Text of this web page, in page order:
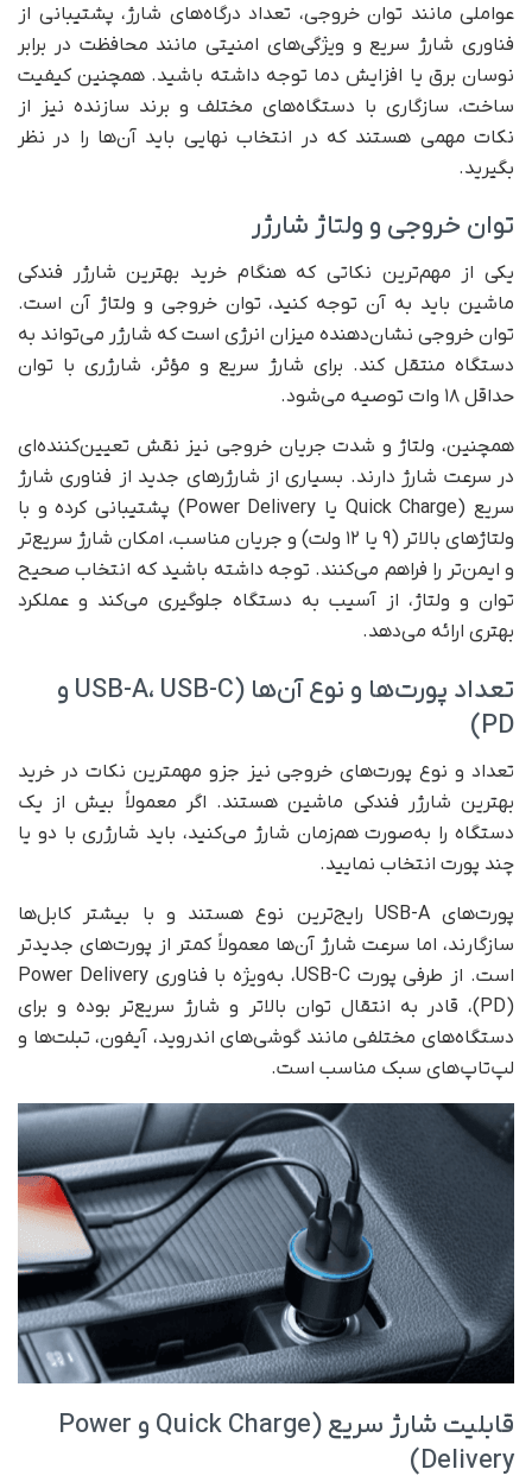
عواملی مانند توان خروجی، تعداد درگاه‌های شارژ، پشتیبانی از
فناوری شارژ سریع و ویژگی‌های امنیتی مانند محافظت در برابر
نوسان برق یا افزایش دما توجه داشته باشید. همچنین کیفیت
ساخت، سازگاری با دستگاه‌های مختلف و برند سازنده نیز از
نکات مهمی هستند که در انتخاب نهایی باید آن‌ها را در نظر
بگیرید.
توان خروجی و ولتاژ شارژر
یکی از مهم‌ترین نکاتی که هنگام خرید بهترین شارژر فندکی
ماشین باید به آن توجه کنید، توان خروجی و ولتاژ آن است.
توان خروجی نشان‌دهنده میزان انرژی‌ است که شارژر می‌تواند به
دستگاه منتقل کند. برای شارژ سریع و مؤثر، شارژری با توان
حداقل ۱۸ وات توصیه می‌شود.
همچنین، ولتاژ و شدت جریان خروجی نیز نقش تعیین‌کننده‌ای
در سرعت شارژ دارند. بسیاری از شارژرهای جدید از فناوری شارژ
سریع (Quick Charge یا Power Delivery) پشتیبانی کرده و با
ولتاژهای بالاتر (۹ یا ۱۲ ولت) و جریان مناسب، امکان شارژ سریع‌تر
و ایمن‌تر را فراهم می‌کنند. توجه داشته باشید که انتخاب صحیح
توان و ولتاژ، از آسیب به دستگاه جلوگیری می‌کند و عملکرد
بهتری ارائه می‌دهد.
تعداد پورت‌ها و نوع آن‌ها (USB-A، USB-C و
PD)
تعداد و نوع پورت‌های خروجی نیز جزو مهمترین نکات در خرید
بهترین شارژر فندکی ماشین هستند. اگر معمولاً بیش از یک
دستگاه را به‌صورت هم‌زمان شارژ می‌کنید، باید شارژری با دو یا
چند پورت انتخاب نمایید.
پورت‌های USB-A رایج‌ترین نوع هستند و با بیشتر کابل‌ها
سازگارند، اما سرعت شارژ آن‌ها معمولاً کمتر از پورت‌های جدیدتر
است. از طرفی پورت USB-C، به‌ویژه با فناوری Power Delivery
(PD)، قادر به انتقال توان بالاتر و شارژ سریع‌تر بوده و برای
دستگاه‌های مختلفی مانند گوشی‌های اندروید، آیفون، تبلت‌ها و
لپ‌تاپ‌های سبک مناسب است.
قابلیت شارژ سریع (Quick Charge و Power
Delivery)